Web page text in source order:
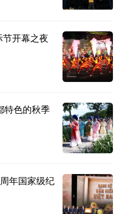
开幕之夜
特色的秋季
年国家级纪